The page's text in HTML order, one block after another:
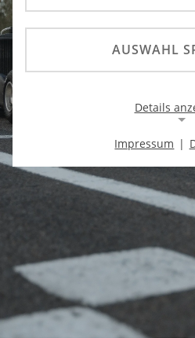
AUSWAHL
Details
Notwendige Cookies
einer Website. Sie helfen
machen, indem sie
ermöglichen. Ohne diese
Background Image
Name:
gw-cookie-bgimage
Impressum |